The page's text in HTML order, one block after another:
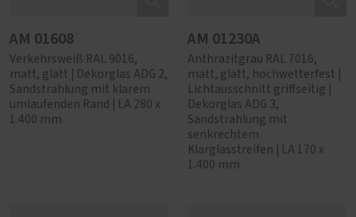
AM 01608
Verkehrsweiß RAL 9016,
matt, glatt | Dekorglas ADG 2,
Sandstrahlung mit klarem
umlaufenden Rand | LA 280 x
1.400 mm
AM 01230A
Anthrazitgrau RAL 7016,
matt, glatt, hochwetterfest |
Lichtausschnitt griffseitig |
Dekorglas ADG 3,
Sandstrahlung mit
senkrechtem
Klarglasstreifen | LA 170 x
1.400 mm